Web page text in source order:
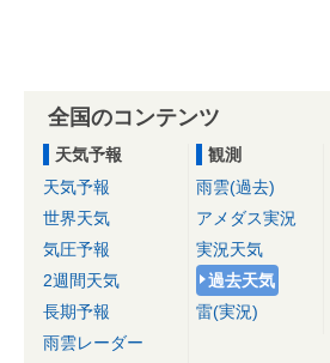
全国のコンテンツ
天気予報
天気予報
世界天気
気圧予報
2週間天気
長期予報
雨雲レーダー
観測
雨雲(過去)
アメダス実況
実況天気
過去天気
雷(実況)